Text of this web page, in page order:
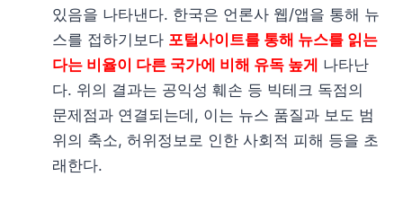
있음을 나타낸다. 한국은 언론사 웹/앱을 통해 뉴
스를 접하기보다 포털사이트를 통해 뉴스를 읽는
다는 비율이 다른 국가에 비해 유독 높게 나타난
다. 위의 결과는 공익성 훼손 등 빅테크 독점의
문제점과 연결되는데, 이는 뉴스 품질과 보도 범
위의 축소, 허위정보로 인한 사회적 피해 등을 초
래한다.